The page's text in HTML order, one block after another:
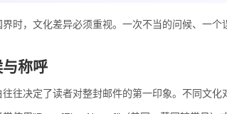
界时，文化差异必须重视。一次不当的问候、一
称呼
往决定了读者对整封邮件的第一印象。不同文化